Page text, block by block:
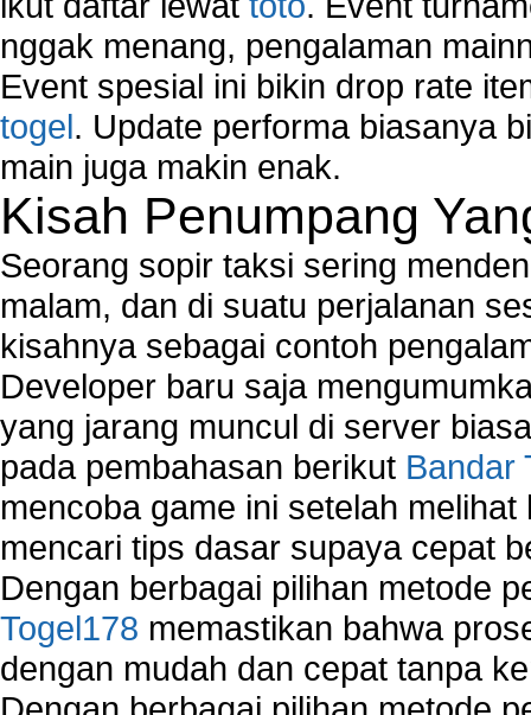
nggak menang, pengalaman
Event spesial ini bikin drop rate
togel. Update performa biasanya
main juga makin enak.
Kisah Penumpang
Seorang sopir taksi sering
malam, dan di suatu perjalanan
kisahnya sebagai contoh
Developer baru saja
yang jarang muncul di server
pada pembahasan berikut Bandar
mencoba game ini setelah
mencari tips dasar supaya cepat
Dengan berbagai pilihan metode
Togel178 memastikan bahwa
dengan mudah dan cepat tanpa